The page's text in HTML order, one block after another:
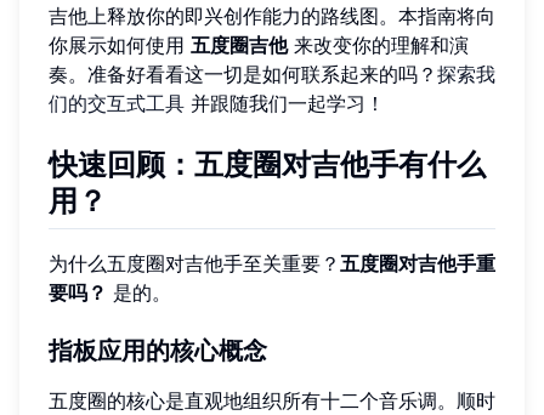
吉他上释放你的即兴创作能力的路线图。本指南将向
你展示如何使用 五度圈吉他来改变你的理解和演
奏。准备好看看这一切是如何联系起来的吗？ 探索我
们的交互式工具 并跟随我们一起学习！
快速回顾：五度圈对吉他手有什么
用？
为什么五度圈对吉他手至关重要？ 五度圈对吉他手重
要吗？ 是的。
指板应用的核心概念
五度圈的核心是直观地组织所有十二个音乐调。顺时